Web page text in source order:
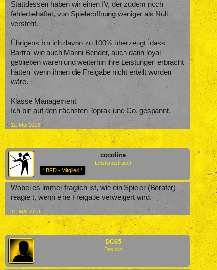
Stattdessen haben wir einen IV, der zudem noch
fehlerbehaftet, von Spieleröffnung weniger als Null
versteht.
Übrigens bin ich davon zu 100% überzeugt, dass
Bartra, wie auch Manni Bender, auch dann loyal
geblieben wären und weiterhin ihre Leistungen erbracht
hätten, wenn ihnen die Freigabe nicht erteilt worden
wäre.
Klasse Management!
Ich bin auf den nächsten Toprak und Co. gespannt.
11. Mai 2018
cocoline
Leistungsträger
* BFD - Mitglied *
Wobei es immer fraglich ist, wie ein Spieler (Berater)
reagiert, wenn eine Freigabe verweigert wird.
11. Mai 2018
DC65
Besuch